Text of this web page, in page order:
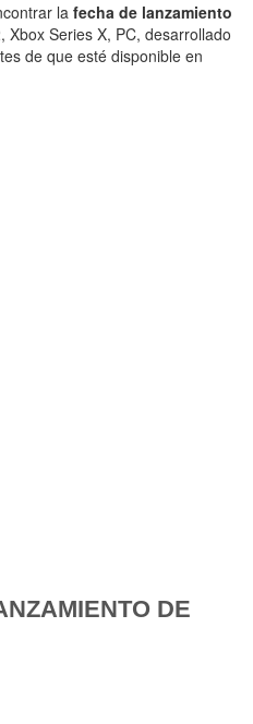
la fecha de lanzamiento
Series X, PC, desarrollado
de que esté disponible en
DE